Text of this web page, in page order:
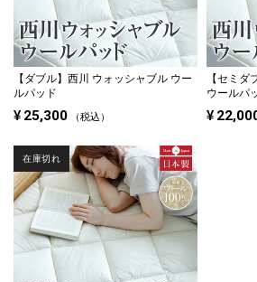
【ダブル】 西川 ウォッシャブル ウー
ルパッド
¥ 25,300 税込
【セミダ
ウールパ
¥
在庫切れ